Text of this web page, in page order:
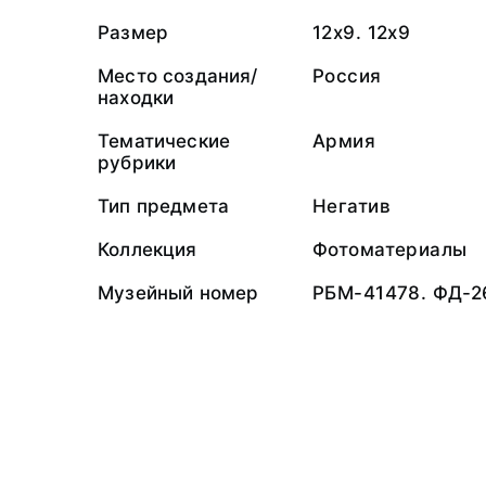
Размер
12х9. 12х9
Место создания/
находки
Россия
Тематические
рубрики
Армия
Тип предмета
Негатив
Коллекция
Фотоматериалы
Музейный номер
РБМ-41478. ФД-